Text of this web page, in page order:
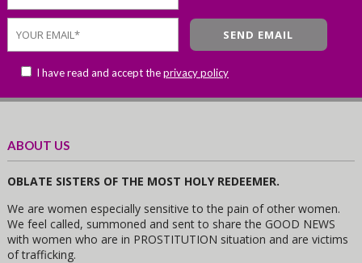
I have read and accept theprivacy policy
ABOUT US
OBLATE SISTERS OF THE MOST HOLY REDEEMER.
We are women especially sensitive to the pain of other women.
We feel called, summoned and sent to share the GOOD NEWS
with women who are in PROSTITUTION situation and are victims
of trafficking.